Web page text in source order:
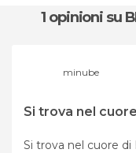
1 opinioni su
minube
Si trova nel
Si trova nel cuore di